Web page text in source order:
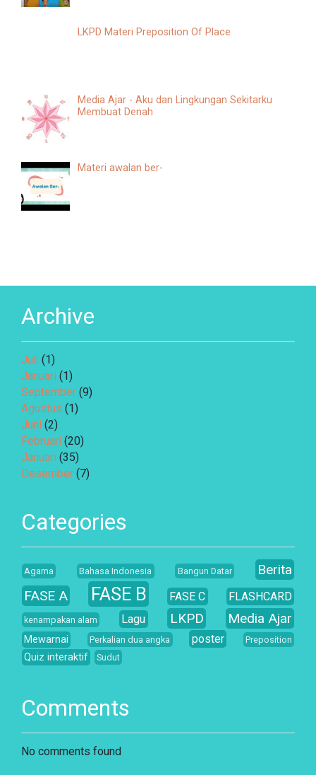
LKPD Materi Preposition Of Place
Media Ajar - Aku dan Lingkungan Sekitarku
Membuat Denah
Materi awalan ber-
Archive
Juli (1)
Januari (1)
September (9)
Agustus (1)
Juni (2)
Februari (20)
Januari (35)
Desember (7)
Categories
Agama Bahasa Indonesia Bangun Datar
Berita
FASE A
FASE B FASE C FLASHCARD
kenampakan alam Lagu LKPD Media Ajar
Mewarnai Perkalian dua angka poster Preposition
Quiz interaktif Sudut
Comments
No comments found